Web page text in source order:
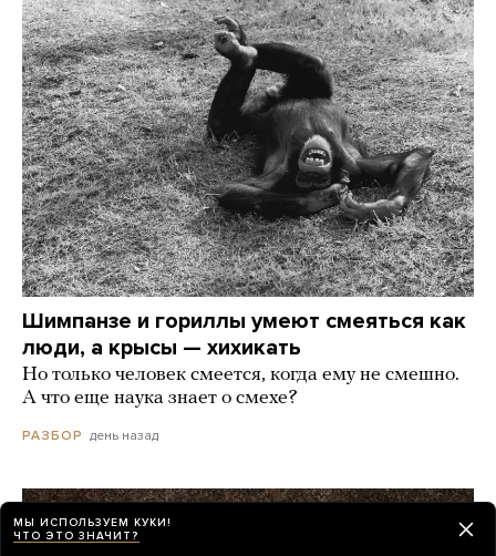
Шимпанзе и гориллы умеют смеяться как
люди, а крысы — хихикать
Но только человек смеется, когда ему не смешно.
А что еще наука знает о смехе?
РАЗБОР день назад
МЫ ИСПОЛЬЗУЕМ КУКИ!
ЧТО ЭТО ЗНАЧИТ?